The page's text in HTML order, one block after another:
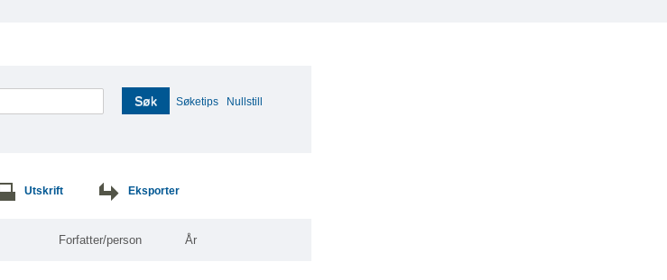
Søk Søketips Nullstill
Utskrift Eksporter
Forfatter/person År